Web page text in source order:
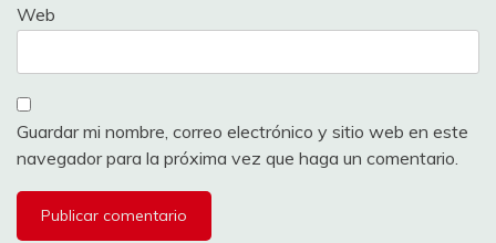
Web
Guardar mi nombre, correo electrónico y sitio web en este
navegador para la próxima vez que haga un comentario.